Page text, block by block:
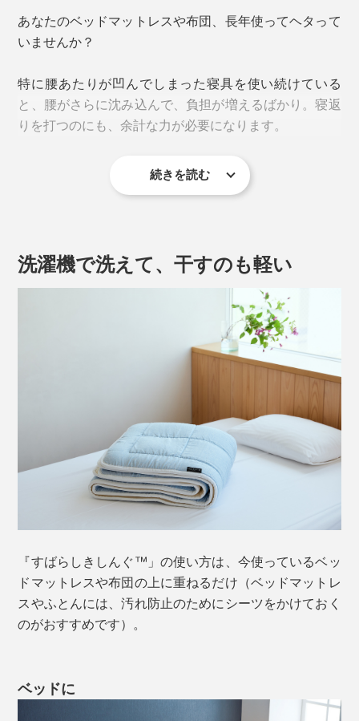
あなたのベッドマットレスや布団、長年使ってヘタって
いませんか？
特に腰あたりが凹んでしまった寝具を使い続けている
と、腰がさらに沈み込んで、負担が増えるばかり。寝返
りを打つのにも、余計な力が必要になります。
腰をラクにするには、腰に集中しやすい体圧を分散させ
マットが柔らかすぎると腰が「く」の字に沈み込み、硬
すぎると腰と敷きパッドの間にスキマができて、接触す
る局所に負荷が集中してしまいます。
そこで、ディーブレスの濱田氏が選んだのが、介護現場
や車椅子のシートにも使用される、旭化成アドバンスの
にすることで、バネのような効果をもたせ、復元性と弾
続きを読む
洗濯機で洗えて、干すのも軽い
『すばらしきしんぐ™」の使い方は、今使っているベッ
ドマットレスや布団の上に重ねるだけ（ベッドマットレ
スやふとんには、汚れ防止のためにシーツをかけておく
のがおすすめです）。
ベッドに